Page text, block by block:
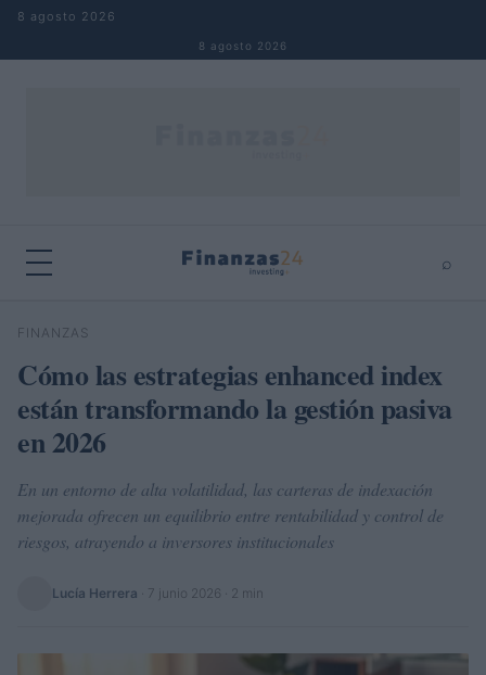
Saltar al contenido
8 agosto 2026
8 agosto 2026
⌕
Buscar
FINANZAS
Cómo las estrategias enhanced index
están transformando la gestión pasiva
en 2026
En un entorno de alta volatilidad, las carteras de indexación
mejorada ofrecen un equilibrio entre rentabilidad y control de
riesgos, atrayendo a inversores institucionales
Lucía Herrera 7 junio 2026 · 2 min